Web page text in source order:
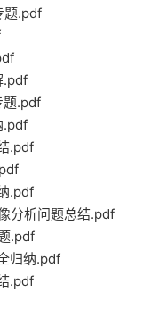
题.pdf
.pdf
题.pdf
.pdf
.pdf
.pdf
分析问题总结.pdf
.pdf
归纳.pdf
.pdf